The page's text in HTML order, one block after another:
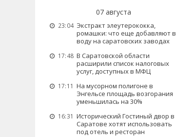
07 августа
23:04 Экстракт элеутерококка,
ромашки: что еще добавляют в
воду на саратовских заводах
17:48 В Саратовской области
расширили список налоговых
услуг, доступных в МФЦ
17:11 На мусорном полигоне в
Энгельсе площадь возгорания
уменьшилась на 30%
16:31 Исторический Гостиный двор в
Саратове хотят использовать
под отель и ресторан